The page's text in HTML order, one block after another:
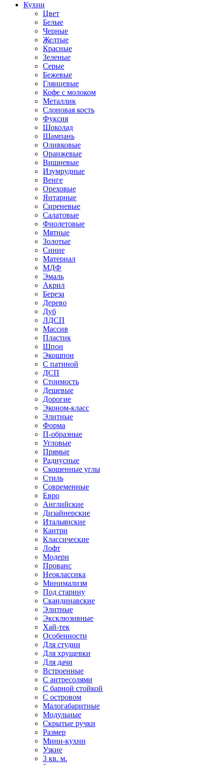
Кухни
Цвет
Белые
Черные
Желтые
Красные
Зеленые
Серые
Бежевые
Глянцевые
Кофе с молоком
Металлик
Слоновая кость
Фуксия
Шоколад
Шампань
Оливковые
Оранжевые
Вишневые
Изумрудные
Венге
Ореховые
Янтарные
Сиреневые
Салатовые
Фиолетовые
Мятные
Золотые
Синие
Материал
МДФ
Эмаль
Акрил
Береза
Дерево
Дуб
ЛДСП
Массив
Пластик
Шпон
Экошпон
С патиной
ДСП
Стоимость
Дешевые
Дорогие
Эконом-класс
Элитные
Форма
П-образные
Угловые
Прямые
Радиусные
Скошенные углы
Стиль
Современные
Евро
Английские
Дизайнерские
Итальянские
Кантри
Классические
Лофт
Модерн
Прованс
Неоклассика
Минимализм
Под старину
Скандинавские
Элитные
Эксклюзивные
Хай-тек
Особенности
Для студии
Для хрущевки
Для дачи
Встроенные
С антресолями
С барной стойкой
С островом
Малогабаритные
Модульные
Скрытые ручки
Размер
Мини-кухни
Узкие
3 кв. м.